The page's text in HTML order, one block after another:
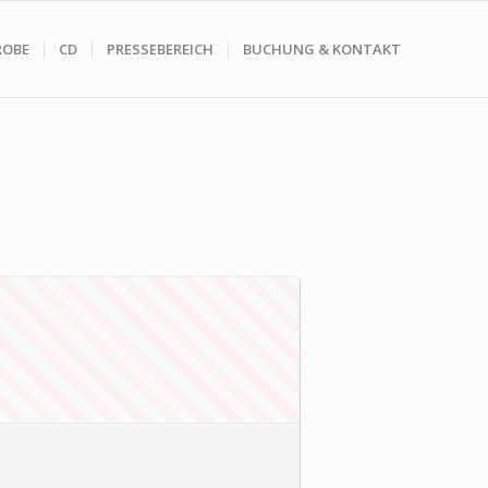
CD PRESSEBEREICH BUCHUNG & KONTAKT